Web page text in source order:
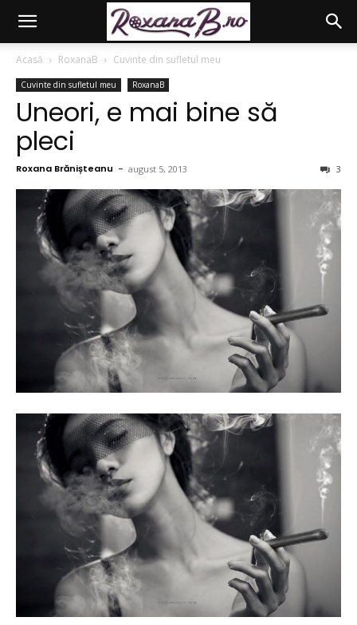
Acasă RoxanaB Cuvinte din sufletul meu
Cuvinte din sufletul meu RoxanaB
Uneori, e mai bine să
pleci
Roxana Brănișteanu - august 5, 2013 3